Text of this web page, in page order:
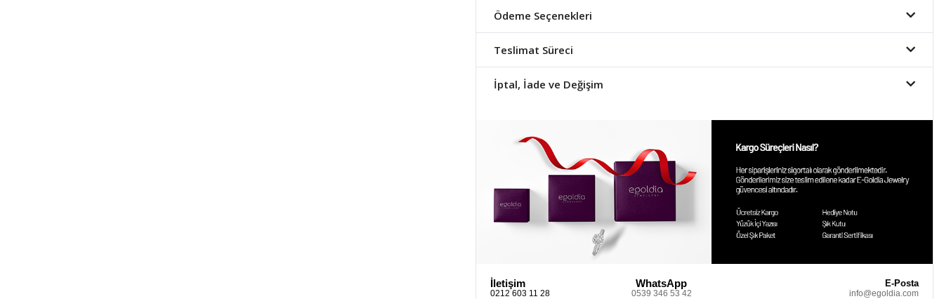
Ödeme Seçenekleri
Teslimat Süreci
İptal, İade ve Değişim
İletişim
0212 603 11 28
WhatsApp
0539 346 53 42
E-Posta
info@egoldia.com